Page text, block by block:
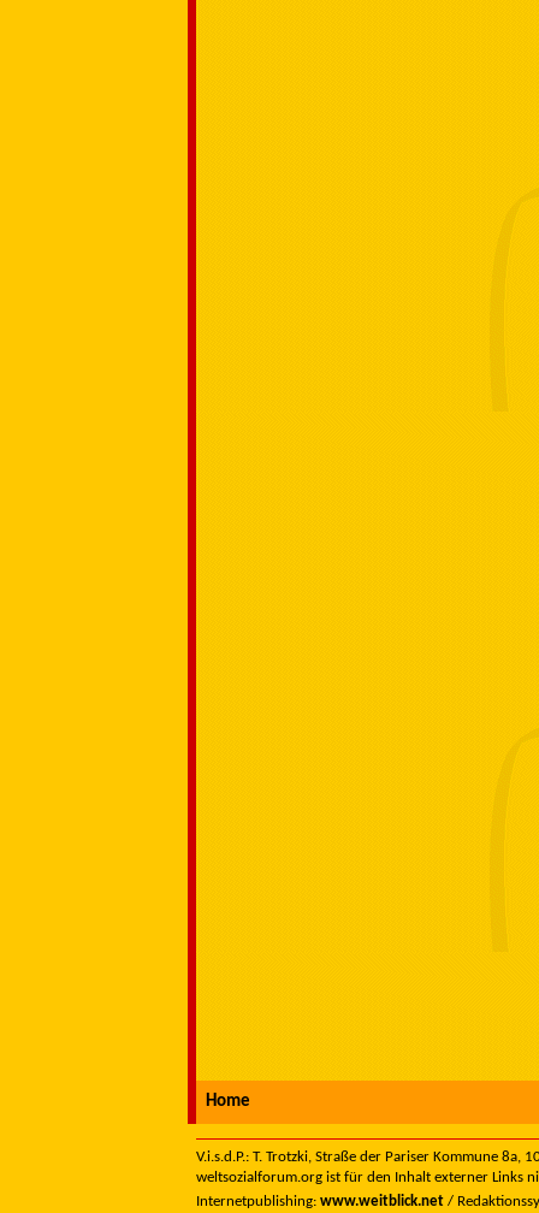
Home
V.i.s.d.P.: T. Trotzki, Straße der Pariser Kommune
weltsozialforum.org ist für den Inhalt externer Links
Internetpublishing: www.weitblick.net /